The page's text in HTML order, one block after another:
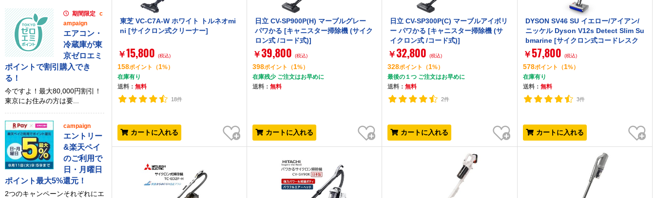
東芝 VC-C7A-W ホワイト トルネオmi
ni [サイクロン式クリーナー]
￥15,800 (税込)
158ポイント （1%）
在庫有り
送料：無料
18件
カートに入れる
お気に入り
日立 CV-SP900P(H) マーブルグレー
パワかる [キャニスター掃除機 (サイク
ロン式 /コード式)]
￥ 39,800 (税込)
398ポイント （1%）
在庫残少 ご注文はお早めに
送料： 無料
カートに入れる
お気に入り
日立 CV-SP300P(C) マーブルアイボリ
ー パワかる [キャニスター掃除機 (サ
イクロン式 /コード式)]
￥ 32,800 (税込)
328ポイント （1%）
最後の１つ ご注文はお早めに
送料：無料
2件
カートに入れる
お気に入り
DYSON SV46 SU イエロー/アイアン/
ニッケル Dyson V12s Detect Slim Su
bmarine [サイクロン式コードレスク
リーナー]
￥ 57,800 (税込)
578ポイント （1%）
在庫有り
送料： 無料
3件
カートに入れる
お気に入り
期間限定 c
ampaign
エアコン・
冷蔵庫が東
京ゼロエミ
ポイントで割引購入でき
る！
今ですよ！最大80,000円割引！
東京にお住みの方は要...
campaign
エントリー
&楽天ペイ
のご利用で
日・月曜日
ポイント最大5%還元！
2つのキャンペーンそれぞれにエ